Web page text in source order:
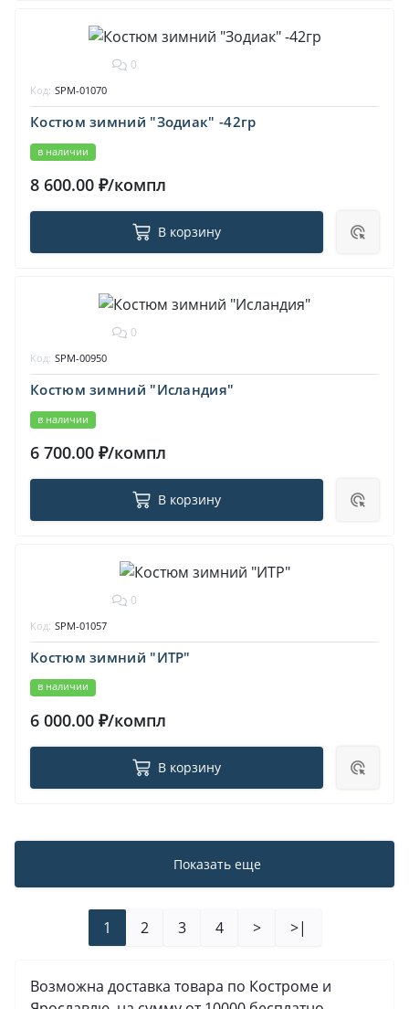
0
Костюм зимний "Зодиак" -42гр
в наличии
Код: SPM-01070
8 600.00 ₽/компл
В корзину
0
Костюм зимний "Исландия"
в наличии
Код: SPM-00950
6 700.00 ₽/компл
В корзину
0
Костюм зимний "ИТР"
в наличии
Код: SPM-01057
6 000.00 ₽/компл
В корзину
Показать еще
1 2 3 4 > >|
Возможна доставка товара по Костроме и